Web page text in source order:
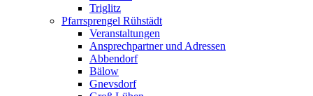
Triglitz
Pfarrsprengel Rühstädt
Veranstaltungen
Ansprechpartner und Adressen
Abbendorf
Bälow
Gnevsdorf